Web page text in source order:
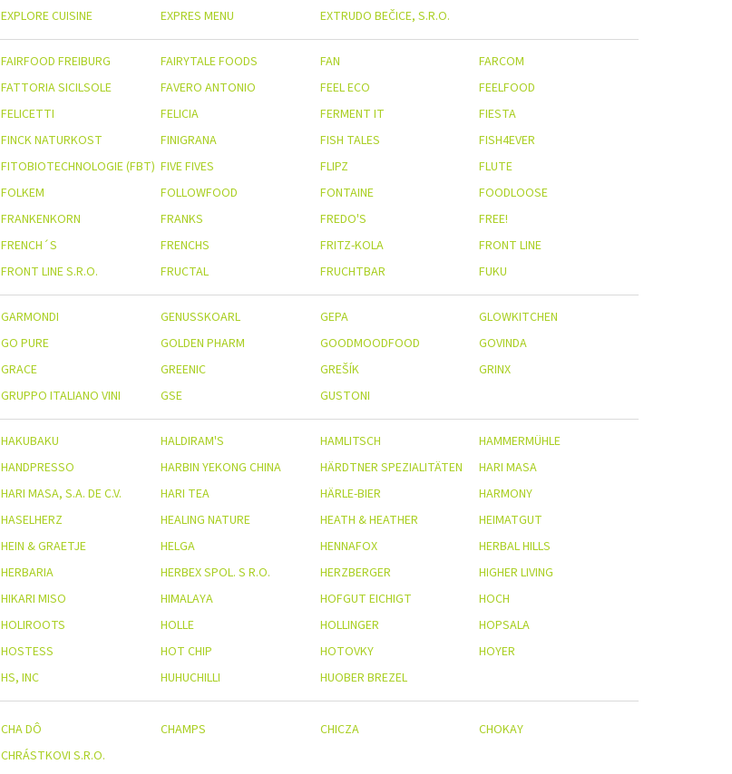
EXPLORE CUISINE
EXPRES MENU EXTRUDO BEČICE, S.R.O.
FAIRFOOD FREIBURG FAIRYTALE FOODS FAN
FARCOM
FATTORIA SICILSOLE
FAVERO ANTONIO FEEL ECO
FEELFOOD
FELICETTI
FELICIA FERMENT IT
FIESTA
FINCK NATURKOST
FINIGRANA FISH TALES
FISH4EVER
FITOBIOTECHNOLOGIE (FBT) FIVE FIVES FLIPZ
FLUTE
FOLKEM
FOLLOWFOOD FONTAINE
FOODLOOSE
FRANKENKORN
FRANKS FREDO'S
FREE!
FRENCH´S
FRENCHS FRITZ-KOLA
FRONT LINE
FRONT LINE S.R.O.
FRUCTAL FRUCHTBAR FUKU
GARMONDI GENUSSKOARL GEPA
GLOWKITCHEN
GO PURE
GOLDEN PHARM GOODMOODFOOD
GOVINDA
GRACE
GREENIC GREŠÍK
GRINX
GRUPPO ITALIANO VINI
GSE GUSTONI
HAKUBAKU HALDIRAM'S HAMLITSCH
HAMMERMÜHLE
HANDPRESSO
HARBIN YEKONG CHINA HÄRDTNER SPEZIALITÄTEN
HARI MASA
HARI MASA, S.A. DE C.V.
HARI TEA HÄRLE-BIER
HARMONY
HASELHERZ
HEALING NATURE HEATH & HEATHER
HEIMATGUT
HEIN & GRAETJE
HELGA HENNAFOX
HERBAL HILLS
HERBARIA
HERBEX SPOL. S R.O. HERZBERGER
HIGHER LIVING
HIKARI MISO
HIMALAYA HOFGUT EICHIGT
HOCH
HOLIROOTS
HOLLE HOLLINGER
HOPSALA
HOSTESS
HOT CHIP HOTOVKY
HOYER
HS, INC
HUHUCHILLI HUOBER BREZEL
CHA DÔ CHAMPS CHICZA
CHOKAY
CHRÁSTKOVI S.R.O.